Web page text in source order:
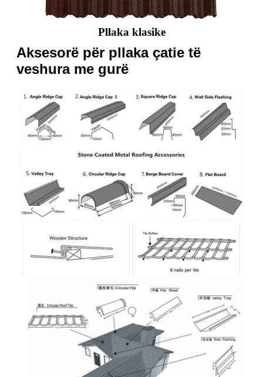
Pllaka klasike
Aksesorë për pllaka çatie të
veshura me gurë